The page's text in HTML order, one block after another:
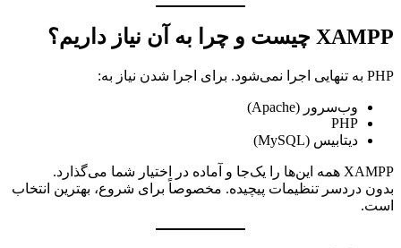
XAMPP چیست و چرا به آن نیاز داریم؟
PHP به تنهایی اجرا نمی‌شود. برای اجرا شدن نیاز به:
وب‌سرور (Apache)
PHP
دیتابیس (MySQL)
XAMPP همه این‌ها را یک‌جا و آماده در اختیار شما می‌گذارد.
بدون دردسر تنظیمات پیچیده. مخصوصاً برای شروع، بهترین انتخاب
است.